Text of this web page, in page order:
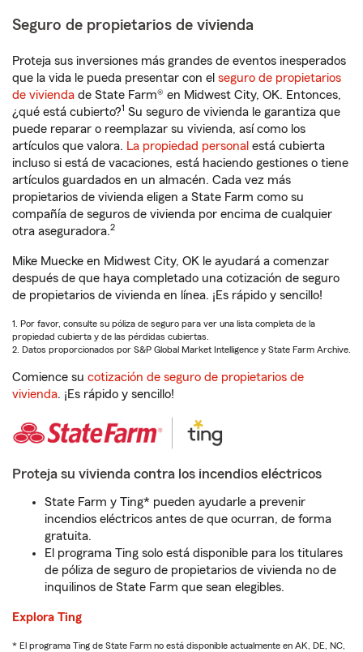
Seguro de propietarios de vivienda
Proteja sus inversiones más grandes de eventos inesperados
que la vida le pueda presentar con el seguro de propietarios
de vivienda de State Farm® en Midwest City, OK. Entonces,
¿qué está cubierto?1 Su seguro de vivienda le garantiza que
puede reparar o reemplazar su vivienda, así como los
artículos que valora. La propiedad personal está cubierta
incluso si está de vacaciones, está haciendo gestiones o tiene
artículos guardados en un almacén. Cada vez más
propietarios de vivienda eligen a State Farm como su
compañía de seguros de vivienda por encima de cualquier
otra aseguradora.2
Mike Muecke en Midwest City, OK le ayudará a comenzar
después de que haya completado una cotización de seguro
de propietarios de vivienda en línea. ¡Es rápido y sencillo!
1. Por favor, consulte su póliza de seguro para ver una lista completa de la
propiedad cubierta y de las pérdidas cubiertas.
2. Datos proporcionados por S&P Global Market Intelligence y State Farm Archive.
Comience su cotización de seguro de propietarios de
vivienda. ¡Es rápido y sencillo!
Proteja su vivienda contra los incendios eléctricos
State Farm y Ting* pueden ayudarle a prevenir
incendios eléctricos antes de que ocurran, de forma
gratuita.
El programa Ting solo está disponible para los titulares
de póliza de seguro de propietarios de vivienda no de
inquilinos de State Farm que sean elegibles.
Explora Ting
* El programa Ting de State Farm no está disponible actualmente en AK, DE, NC,